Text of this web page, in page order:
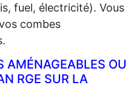
fuel, électricité). Vous
combes
AMÉNAGEABLES OU
RGE SUR LA